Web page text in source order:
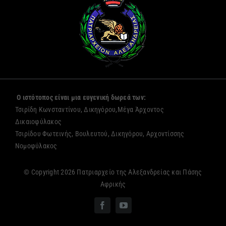
Ο ιστότοπος είναι μια ευγενική δωρεά των:
Τσιρίδη Κωνσταντίνου, Δικηγόρου,Μέγα Άρχοντος
Δικαιοφύλακος
Τσιρίδου Φωτεινής, Βουλευτού, Δικηγόρου, Αρχοντίσσης
Νομοφύλακος
© Copyright 2026 Πατριαρχείο της Αλεξανδρείας και Πάσης
Αφρικής